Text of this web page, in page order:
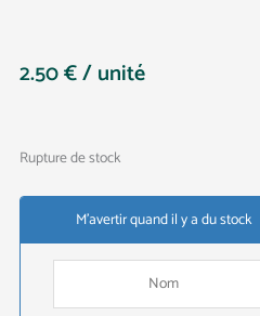
2.50€/ unité
Rupture de stock
M'avertir quand il y a du stock